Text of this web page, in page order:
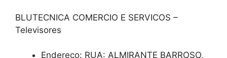
BLUTECNICA COMERCIO E SERVICOS –
Televisores
Endereço: RUA: ALMIRANTE BARROSO,